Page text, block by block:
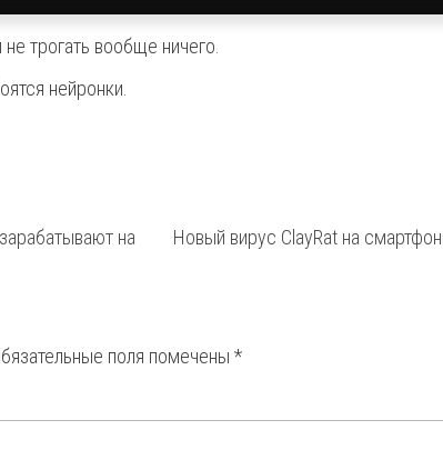
трогать вообще ничего.
нейронки.
на
Новый вирус ClayRat на
поля помечены *